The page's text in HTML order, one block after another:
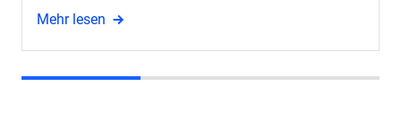
Mehr lesen